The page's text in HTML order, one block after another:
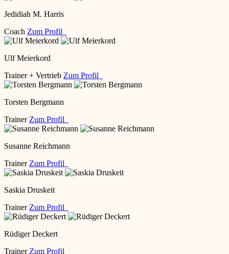
Jedidiah M. Harris
Coach Zum Profil
Ulf Meierkord
Trainer + Vertrieb Zum Profil
Torsten Bergmann
Trainer Zum Profil
Susanne Reichmann
Trainer Zum Profil
Saskia Druskeit
Trainer Zum Profil
Rüdiger Deckert
Trainer Zum Profil